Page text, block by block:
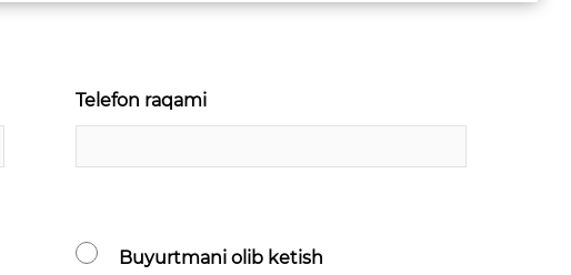
Telefon raqami
Buyurtmani olib ketish